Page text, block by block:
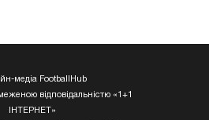
медіа FootballHub
відповідальністю «1+1
ІНТЕРНЕТ»